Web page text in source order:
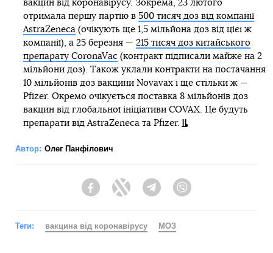
вакцин від коронавірусу. Зокрема, 23 лютого
отримала першу партію в 500 тисяч доз від компанії
AstraZeneca(очікують ще 1,5 мільйона доз від цієї ж
компанії), а 25 березня — 215 тисяч доз китайського
препарату CoronaVac(контракт підписали майже на 2
мільйони доз). Також уклали контракти на постачання
10 мільйонів доз вакцини Novavax і ще стільки ж —
Pfizer. Окремо очікується поставка 8 мільйонів доз
вакцин від глобальної ініціативи COVAX. Це будуть
препарати від AstraZeneca та Pfizer.
Автор: Олег Панфілович
FacebookTwitter Telegram
Теги: вакцина від коронавірусу МОЗ